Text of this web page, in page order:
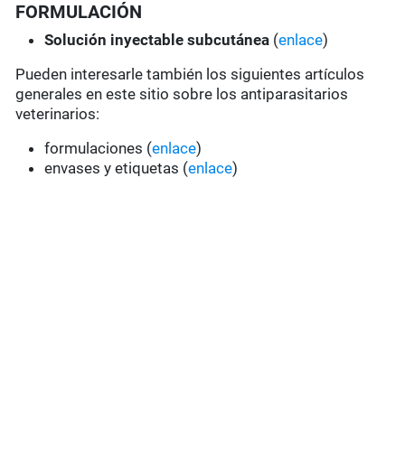
FORMULACIÓN
Solución inyectable subcutánea (enlace)
Pueden interesarle también los siguientes artículos
generales en este sitio sobre los antiparasitarios
veterinarios:
formulaciones (enlace)
envases y etiquetas (enlace)